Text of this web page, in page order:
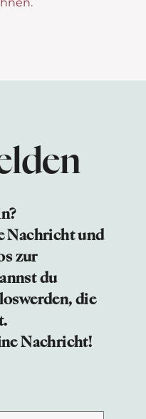
Nachricht und
zur
du
die
Nachricht!